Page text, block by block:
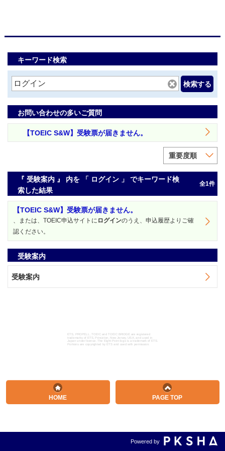
キーワード検索
検索する
お問い合わせの多いご質問
【TOEIC S&W】受験票が届きません。
重要度順
『 受験案内 』 内を 「 ログイン 」 でキーワード検
索した結果
全1件
【TOEIC S&W】受験票が届きません。
、または、TOEIC申込サイトに ログインのうえ、申込履歴よりご確
認ください。
受験案内
受験案内
ETS, PROPELL, TOEIC and TOEIC BRIDGE are registered
trademarks of ETS, Princeton, New Jersey, USA, and used in
Japan under license. The Eight-Point logo is a trademark of ETS.
Portions are copyrighted by ETS and used with permission.
Powered by
HOME PAGE TOP